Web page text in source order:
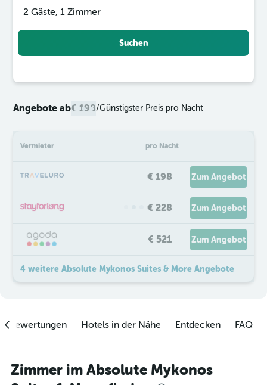
2 Gäste, 1 Zimmer
Suchen
Angebote ab€ 198/Günstigster Preis pro Nacht
Vermieter pro Nacht
€ 198 Zum Angebot
€ 228 Zum Angebot
€ 521 Zum Angebot
4 weitere Absolute Mykonos Suites & More Angebote
Hotels in der Nähe Entdecken FAQ
Zimmer im Absolute Mykonos